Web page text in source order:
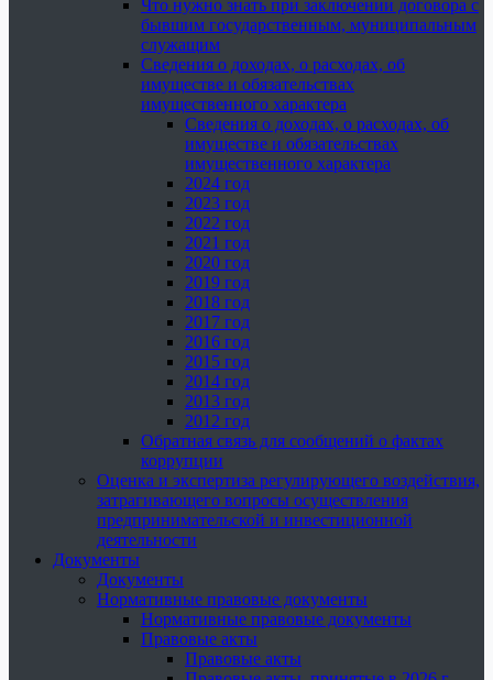
Что нужно знать при заключении договора с
бывшим государственным, муниципальным
служащим
Сведения о доходах, о расходах, об
имуществе и обязательствах
имущественного характера
Сведения о доходах, о расходах, об
имуществе и обязательствах
имущественного характера
2024 год
2023 год
2022 год
2021 год
2020 год
2019 год
2018 год
2017 год
2016 год
2015 год
2014 год
2013 год
2012 год
Обратная связь для сообщений о фактах
коррупции
Оценка и экспертиза регулирующего воздействия,
затрагивающего вопросы осуществления
предпринимательской и инвестиционной
деятельности
Документы
Документы
Нормативные правовые документы
Нормативные правовые документы
Правовые акты
Правовые акты